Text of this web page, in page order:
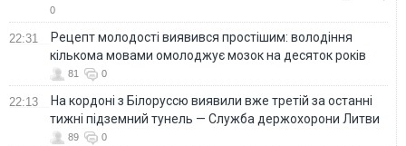
0
22:31
Рецепт молодості виявився простішим: володіння
кількома мовами омолоджує мозок на десяток років
81 0
22:13
На кордоні з Білоруссю виявили вже третій за останні
тижні підземний тунель — Служба держохорони Литви
89 0